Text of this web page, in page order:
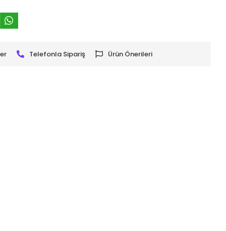
Telefonla Sipariş Ürün Önerileri